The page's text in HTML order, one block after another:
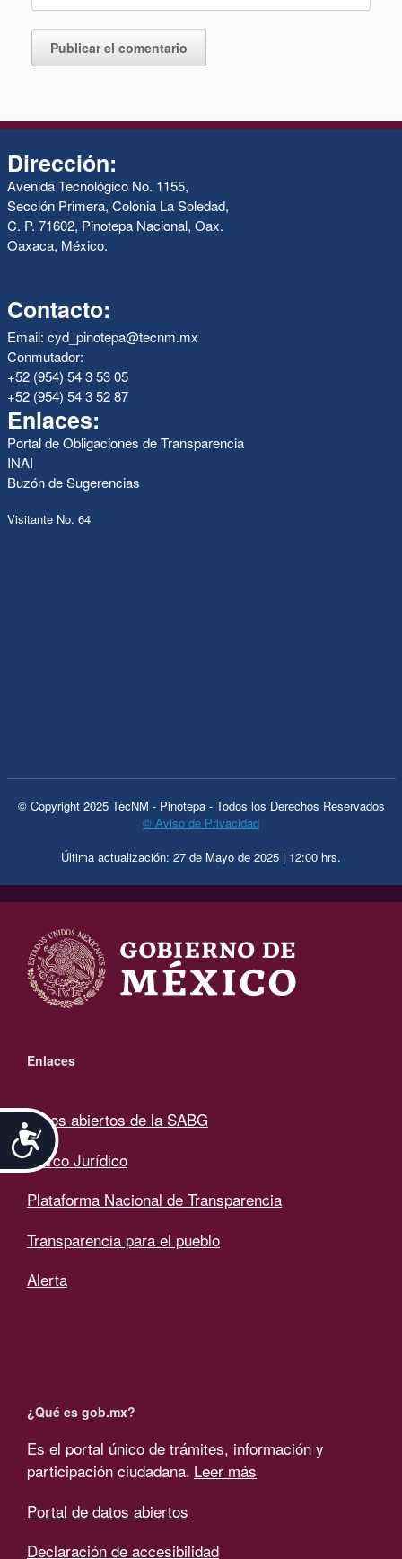
Accesibilidad
Dirección:
Avenida Tecnológico No. 1155,
Sección Primera, Colonia La Soledad,
C. P. 71602, Pinotepa Nacional, Oax.
Oaxaca, México.
Contacto:
Email: cyd_pinotepa@tecnm.mx
Conmutador:
+52 (954) 54 3 53 05
+52 (954) 54 3 52 87
Enlaces:
Portal de Obligaciones de Transparencia
INAI
Buzón de Sugerencias
Visitante No. 64
© Copyright 2025 TecNM - Pinotepa - Todos los Derechos Reservados
© Aviso de Privacidad
Última actualización: 27 de Mayo de 2025 | 12:00 hrs.
.
Enlaces
Datos abiertos de la SABG
Marco Jurídico
Plataforma Nacional de Transparencia
Transparencia para el pueblo
Alerta
¿Qué es gob.mx?
Es el portal único de trámites, información y
participación ciudadana. Leer más
Portal de datos abiertos
Declaración de accesibilidad